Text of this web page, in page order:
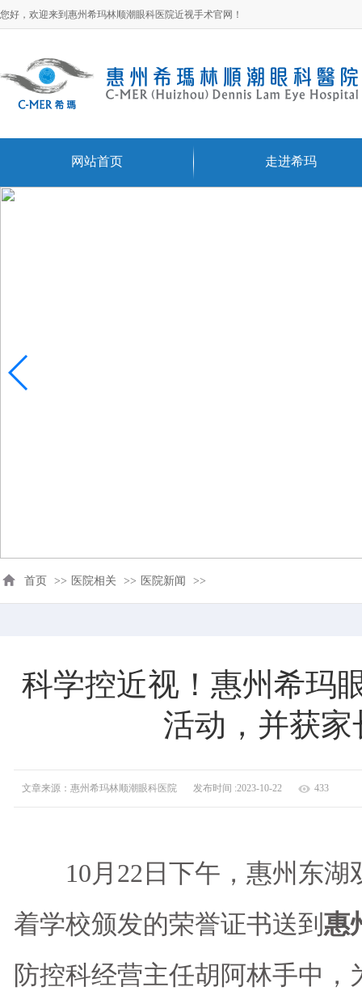
您好，欢迎来到惠州希玛林顺潮眼科医院近视手术官网！
网站首页 走进希玛
首页 >> 医院相关 >> 医院新闻 >>
科学控近视！惠州希玛
活动，并获
文章来源：惠州希玛林顺潮眼科医院 发布时间 :2023-10-22 433
10月22日下午，惠州东湖
着学校颁发的荣誉证书送到 惠
防控科经营主任胡阿林手中